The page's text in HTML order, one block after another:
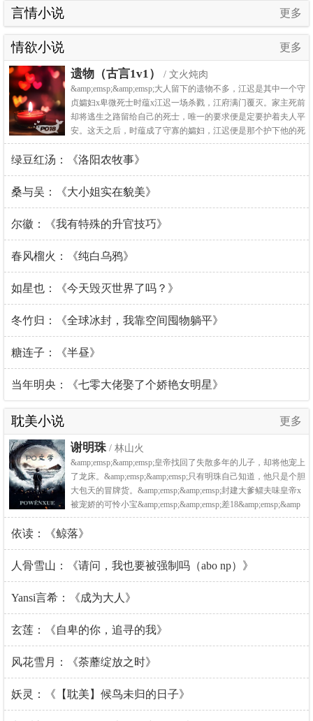
言情小说 更多
情欲小说 更多
遗物（古言1v1） / 文火炖肉
&amp;emsp;&amp;emsp;大人留下的遗物不多，江迟是其中一个守
贞孀妇x卑微死士时蕴x江迟一场杀戮，江府满门覆灭。家主死前
却将逃生之路留给自己的死士，唯一的要求便是定要护着夫人平
安。这天之后，时蕴成了守寡的孀妇，江迟便是那个护下他的死
士。表面是跪在脚边，低声唤着“夫人”的卑贱死士，暗地里却夜
夜梦中缠上她的腰，吻咬她的唇，占有她的每一寸。江迟狠辣残
绿豆红汤：《洛阳农牧事》
桑与吴：《大小姐实在貌美》
尔徽：《我有特殊的升官技巧》
春风榴火：《纯白乌鸦》
如星也：《今天毁灭世界了吗？》
冬竹归：《全球冰封，我靠空间囤物躺平》
糖连子：《半昼》
当年明央：《七零大佬娶了个娇艳女明星》
耽美小说 更多
谢明珠/ 林山火
&amp;emsp;&amp;emsp;皇帝找回了失散多年的儿子，却将他宠上
了龙床。&amp;emsp;&amp;emsp;只有明珠自己知道，他只是个胆
大包天的冒牌货。&amp;emsp;&amp;emsp;封建大爹鳏夫味皇帝x
被宠娇的可怜小宝&amp;emsp;&amp;emsp;差18&amp;emsp;&amp
依读：《鲸落》
人骨雪山：《请问，我也要被强制吗（abo np）》
Yansi言希：《成为大人》
玄莲：《自卑的你，追寻的我》
风花雪月：《荼蘼绽放之时》
妖灵：《【耽美】候鸟未归的日子》